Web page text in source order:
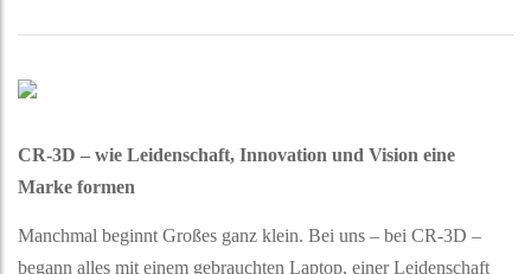
CR-3D – wie Leidenschaft, Innovation und Vision eine
Marke formen
Manchmal beginnt Großes ganz klein. Bei uns – bei CR-3D –
begann alles mit einem gebrauchten Laptop, einer Leidenschaft